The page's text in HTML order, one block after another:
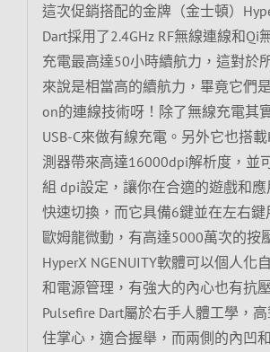
這次促銷搭配的金牌（金士頓）
Dart採用了2.4GHz RF無線連線和Qi
充電最高達50小時續航力，這對於
來說是相當高的續航力，畢竟它們
on的連線技術呀！除了無線充電其
USB-C來做有線充電。另外它也搭
測器帶來高達16000dpi解析度，並
組 dpi設定，讓你在合適的遊戲和
快速切換，而它具備6鍵並在左右鍵
歐姆龍微動，有高達5000萬次的按
HyperX NGENUITY軟體可以個人化
和電源管理，有強大的內心也有抗
Pulsefire Dart屬於右手人體工學，
住掌心，適合握舉，而兩側的內凹